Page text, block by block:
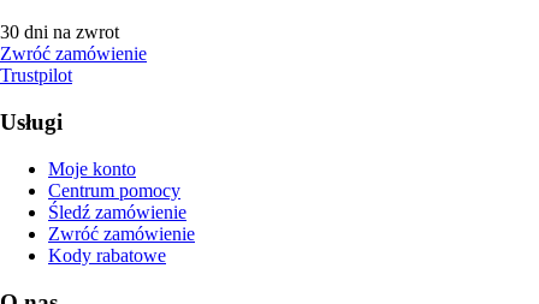
30 dni na zwrot
Zwróć zamówienie
Trustpilot
Usługi
Moje konto
Centrum pomocy
Śledź zamówienie
Zwróć zamówienie
Kody rabatowe